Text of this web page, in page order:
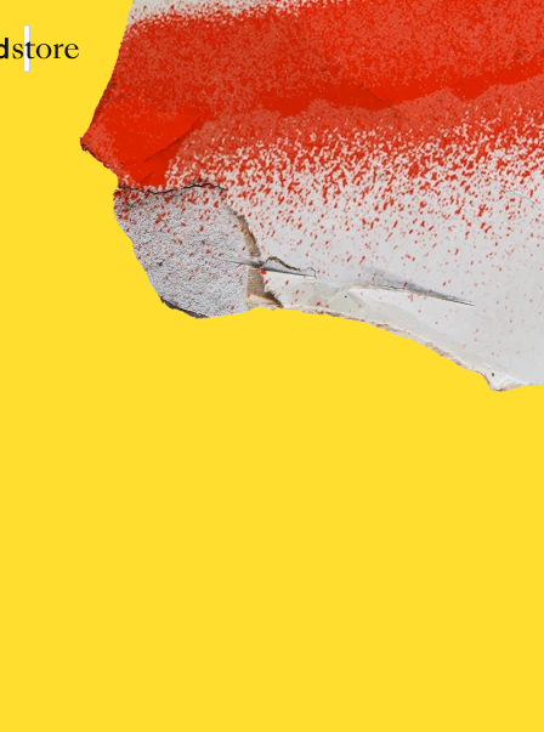
Collections
Produits
Connexion